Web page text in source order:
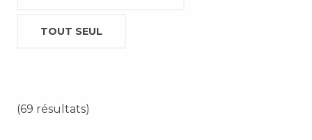
TOUT SEUL
(69 résultats)